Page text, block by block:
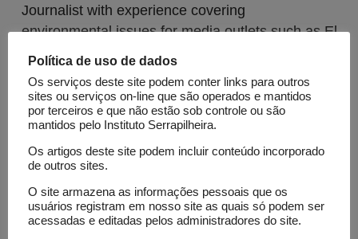
Journalist with experience covering
environmental issues for media outlets such as El
País, Dialogue Earth, Al Jazeera, and Periodistas
about communities in Latin America and their
responses to the triple planetary crisis of climate
change, biodiversity loss, and pollution. She is
part of theLATAM Network of Young Journalists
Política de uso de dados
Os serviços deste site podem conter links para outros
sites ou serviços on-line que são operados e mantidos
por terceiros e que não estão sob controle ou são
mantidos pelo Instituto Serrapilheira.
Os artigos deste site podem incluir conteúdo incorporado
de outros sites.
O site armazena as informações pessoais que os
usuários registram em nosso site as quais só podem ser
acessadas e editadas pelos administradores do site.